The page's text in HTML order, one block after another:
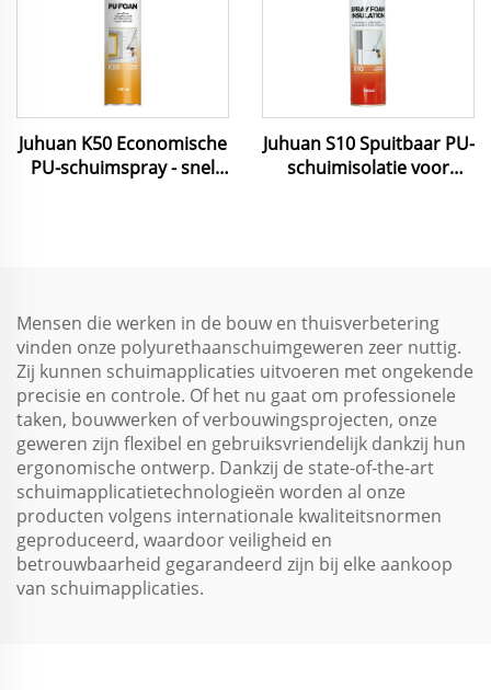
Juhuan K50 Economische
PU-schuimspray - snel
Juhuan S10 Spuitbaar PU-
schuimisolatie voor
toepassing
Mensen die werken in de bouw en thuisverbetering
vinden onze polyurethaanschuimgeweren zeer nuttig.
Zij kunnen schuimapplicaties uitvoeren met ongekende
precisie en controle. Of het nu gaat om professionele
taken, bouwwerken of verbouwingsprojecten, onze
geweren zijn flexibel en gebruiksvriendelijk dankzij hun
ergonomische ontwerp. Dankzij de state-of-the-art
schuimapplicatietechnologieën worden al onze
producten volgens internationale kwaliteitsnormen
geproduceerd, waardoor veiligheid en
betrouwbaarheid gegarandeerd zijn bij elke aankoop
van schuimapplicaties.